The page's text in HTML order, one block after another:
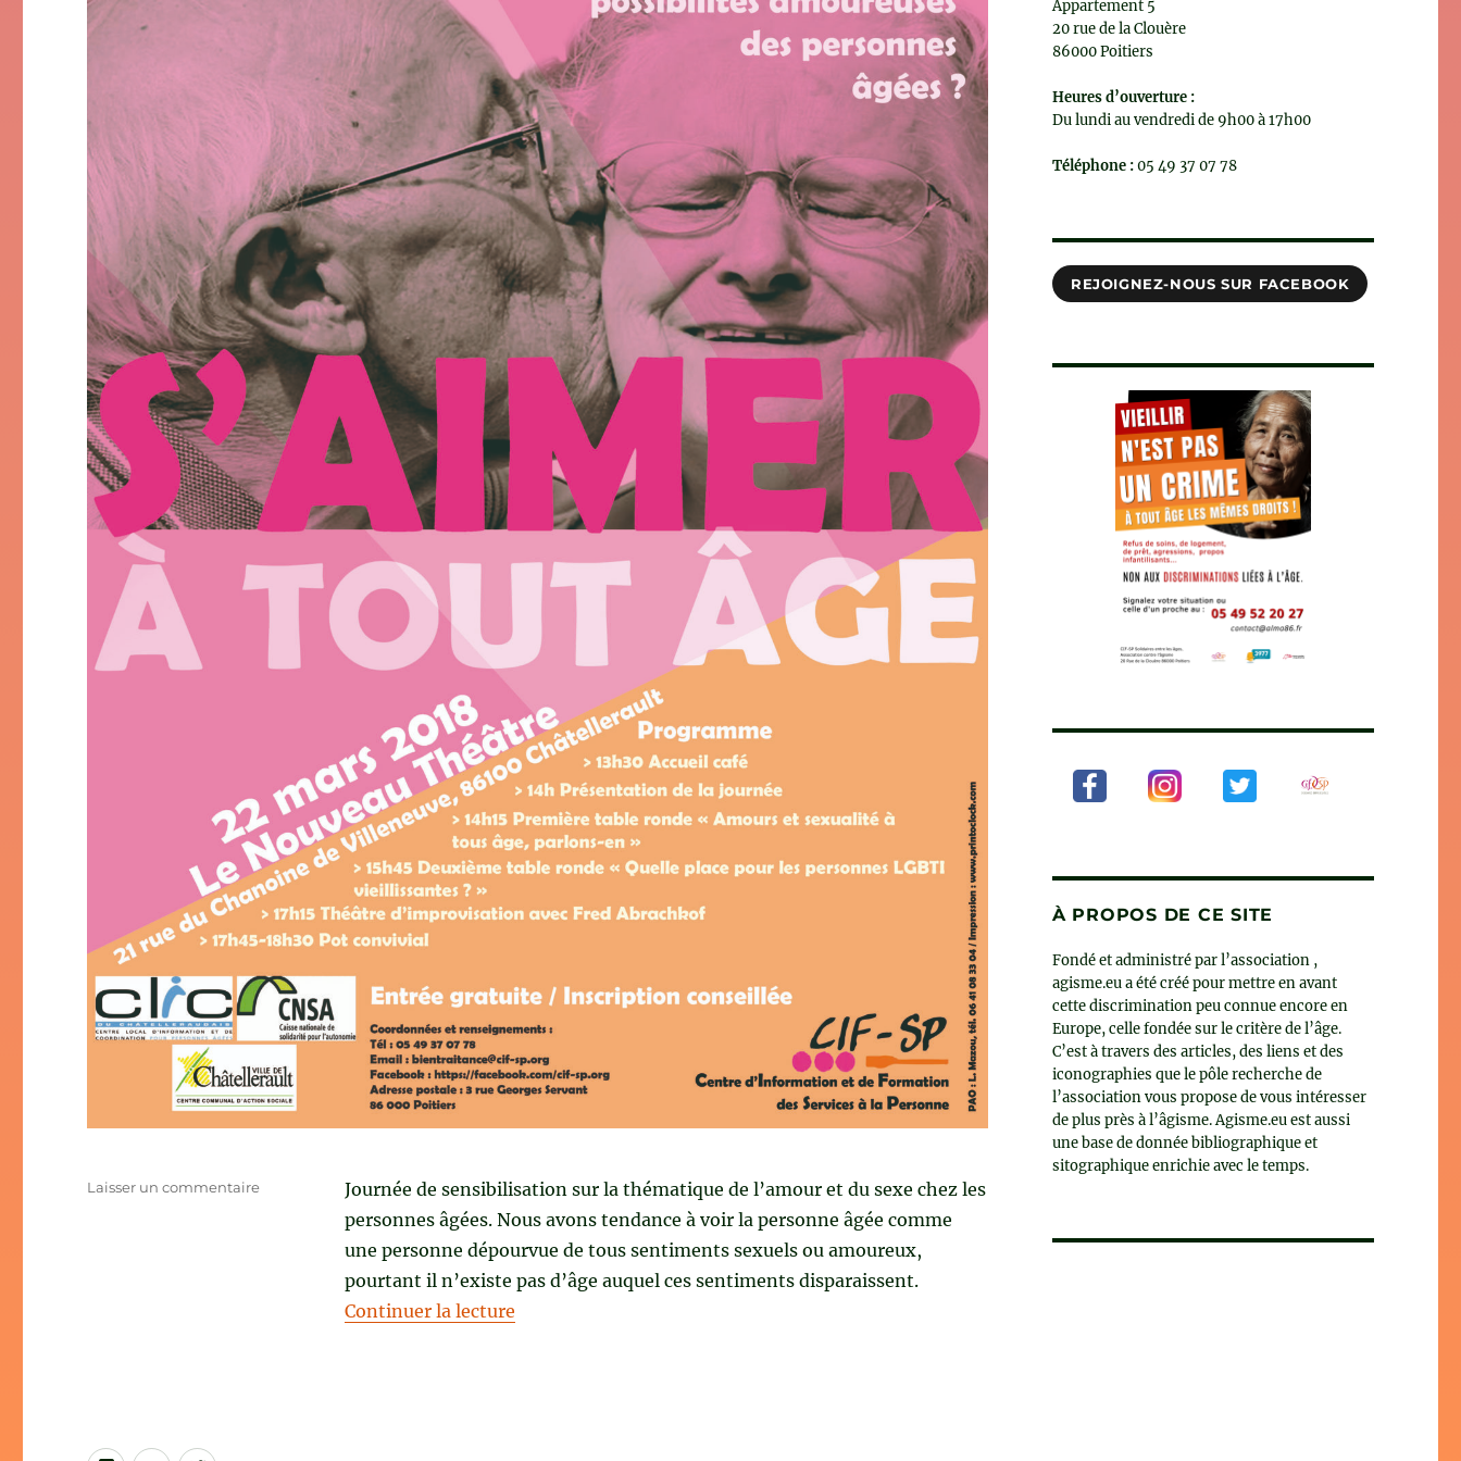
Journée de sensibilisation sur la thématique de l’amour et du sexe chez les
personnes âgées. Nous avons tendance à voir la personne âgée comme
une personne dépourvue de tous sentiments sexuels ou amoureux,
pourtant il n’existe pas d’âge auquel ces sentiments disparaissent.
Continuer la lecturede « S’aimer à tout âge »
Laisser un commentairesur
Appartement 5
20 rue de la Clouère
86000 Poitiers
Heures d’ouverture :
Du lundi au vendredi de 9h00 à 17h00
Téléphone :05 49 37 07 78
REJOIGNEZ-NOUS SUR FACEBOOK
À PROPOS DE CE SITE
Fondé et administré par l’association ,
agisme.eu a été créé pour mettre en avant
cette discrimination peu connue encore en
Europe, celle fondée sur le critère de l’âge.
C’est à travers des articles, des liens et des
iconographies que le pôle recherche de
l’association vous propose de vous intéresser
de plus près à l’âgisme. Agisme.eu est aussi
une base de donnée bibliographique et
sitographique enrichie avec le temps.